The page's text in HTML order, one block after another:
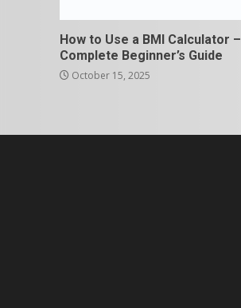
How to Use a BMI Calculator –
Complete Beginner’s Guide
October 15, 2025